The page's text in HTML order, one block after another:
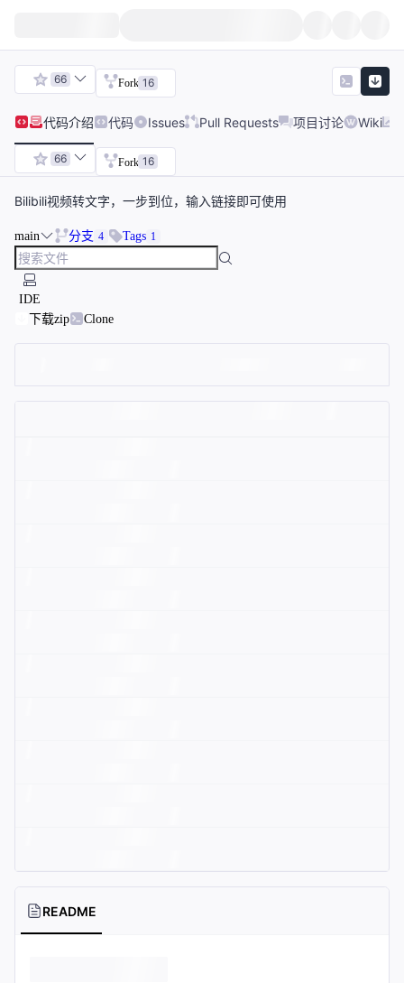
66 Fork 16
代码介绍 代码 Issues Pull Requests 项目讨论 Wiki
66 Fork 16
Bilibili视频转文字，一步到位，输入链接即可使用
main 分支 4 Tags 1
IDE
下载zip
Clone
README